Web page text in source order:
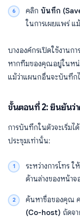
คลิก บันทึก
ในการเผยแพร่ แ
บางองค์กรเปิดใช้งานก
หากทีมของคุณอยู่ในหน่
แม้ว่าแผนกอื่นจะบันทึก
ขั้นตอนที่ 2: ยืนยันว่
การบันทึกในตัวจะเริ่ม
ประชุมเท่านั้น:
ระหว่างการโทร ใ
ด้านล่างของหน้าจ
ค้นหาชื่อของคุณ
(Co-host) ถัดจ